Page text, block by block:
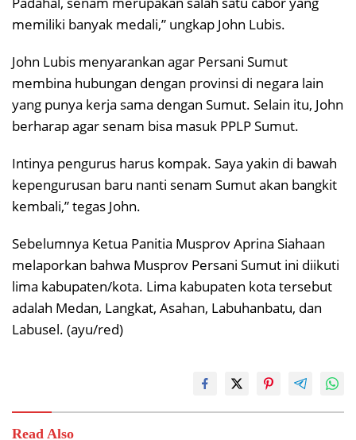
memiliki banyak medali,” ungkap John Lubis.
John Lubis menyarankan agar Persani Sumut
membina hubungan dengan provinsi di negara lain
yang punya kerja sama dengan Sumut. Selain itu, John
berharap agar senam bisa masuk PPLP Sumut.
Intinya pengurus harus kompak. Saya yakin di bawah
kepengurusan baru nanti senam Sumut akan bangkit
kembali,” tegas John.
Sebelumnya Ketua Panitia Musprov Aprina Siahaan
melaporkan bahwa Musprov Persani Sumut ini diikuti
lima kabupaten/kota. Lima kabupaten kota tersebut
adalah Medan, Langkat, Asahan, Labuhanbatu, dan
Labusel. (ayu/red)
Read Also